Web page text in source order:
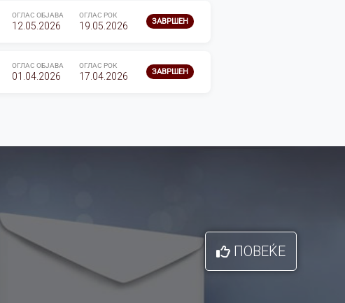
ОГЛАС ОБЈАВА
12.05.2026
ОГЛАС РОК
19.05.2026 ЗАВРШЕН
ОГЛАС ОБЈАВА
01.04.2026
ОГЛАС РОК
17.04.2026 ЗАВРШЕН
ПОВЕЌЕ